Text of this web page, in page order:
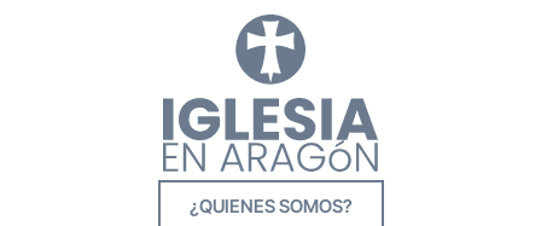
¿QUIENES SOMOS?